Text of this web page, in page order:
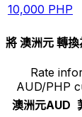
10,000 PHP
將 澳洲元 轉
Rate
AUD/PHP
澳洲元AUD